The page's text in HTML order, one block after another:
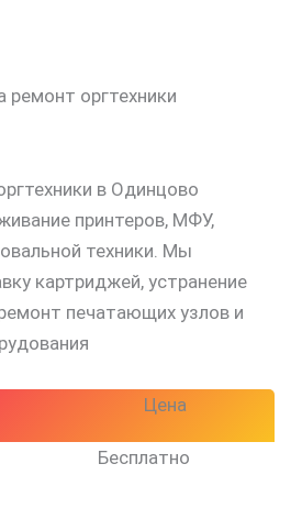
ремонт оргтехники
в Одинцово
принтеров, МФУ,
техники. Мы
картриджей, устранение
печатающих узлов и
Цена
Бесплатно